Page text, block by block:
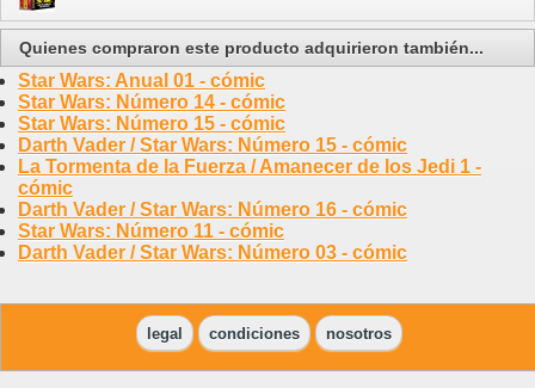
Quienes compraron este producto adquirieron también...
Star Wars: Anual 01 - cómic
Star Wars: Número 14 - cómic
Star Wars: Número 15 - cómic
Darth Vader / Star Wars: Número 15 - cómic
La Tormenta de la Fuerza / Amanecer de los Jedi 1 -
cómic
Darth Vader / Star Wars: Número 16 - cómic
Star Wars: Número 11 - cómic
Darth Vader / Star Wars: Número 03 - cómic
legal condiciones nosotros